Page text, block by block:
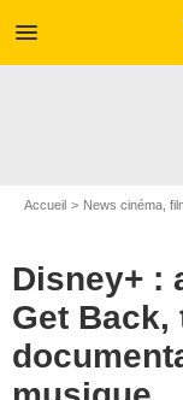
menu
Accueil News cinéma,
Disney+ :
Get